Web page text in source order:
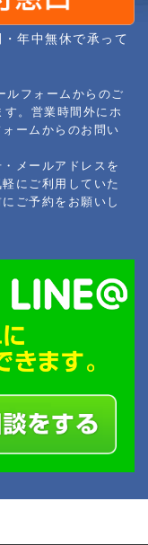
年中無休で承って
フォームからのご
。営業時間外にホ
ームからのお問い
メールアドレスを
にご利用していた
ご予約をお願いし